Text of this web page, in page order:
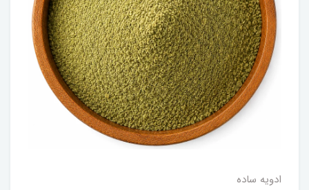
ادویه ساده